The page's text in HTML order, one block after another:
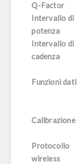
Q-Factor
Intervallo di
potenza
Intervallo di
cadenza
Funzioni dati
Calibrazione
Protocollo
wireless